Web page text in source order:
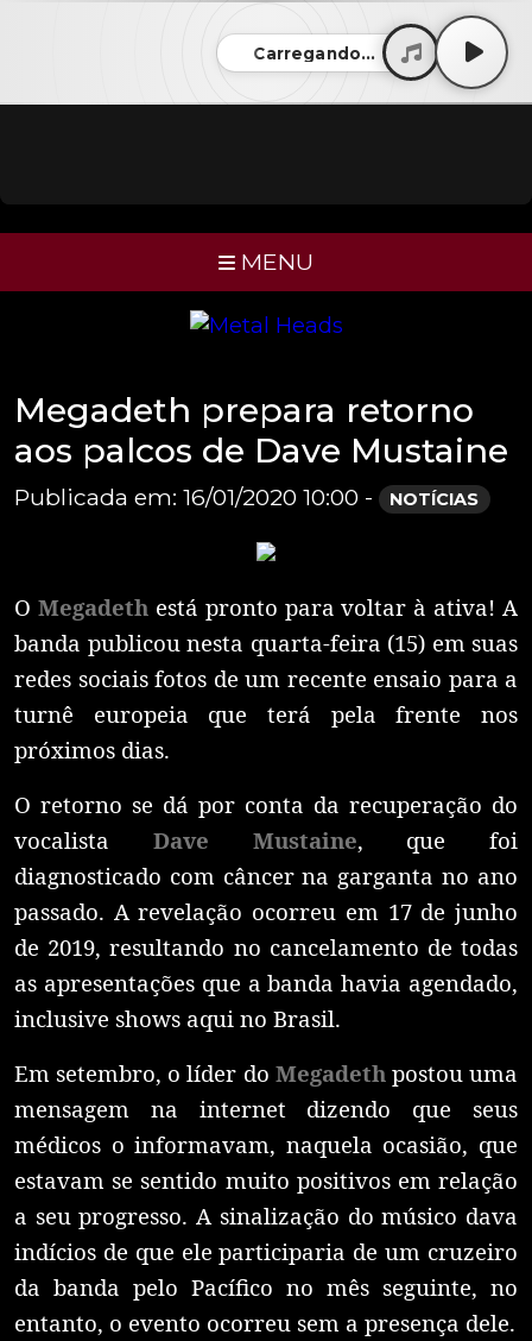
Carregando...
MENU
Megadeth prepara retorno
aos palcos de Dave Mustaine
Publicada em: 16/01/2020 10:00 - NOTÍCIAS
O Megadeth está pronto para voltar à ativa! A
banda publicou nesta quarta-feira (15) em suas
redes sociais fotos de um recente ensaio para a
turnê europeia que terá pela frente nos
próximos dias.
O retorno se dá por conta da recuperação do
vocalista Dave Mustaine, que foi
diagnosticado com câncer na garganta no ano
passado. A revelação ocorreu em 17 de junho
de 2019, resultando no cancelamento de todas
as apresentações que a banda havia agendado,
inclusive shows aqui no Brasil.
Em setembro, o líder do Megadeth postou uma
mensagem na internet dizendo que seus
médicos o informavam, naquela ocasião, que
estavam se sentido muito positivos em relação
a seu progresso. A sinalização do músico dava
indícios de que ele participaria de um cruzeiro
da banda pelo Pacífico no mês seguinte, no
entanto, o evento ocorreu sem a presença dele.